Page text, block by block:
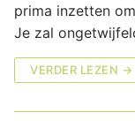
prima inzetten
Je zal
VERDER LEZEN →